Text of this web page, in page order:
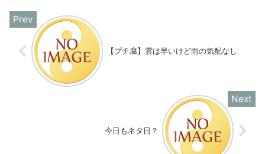
【プチ腐】雲は早いけど雨の気配なし
今日もネタ日？